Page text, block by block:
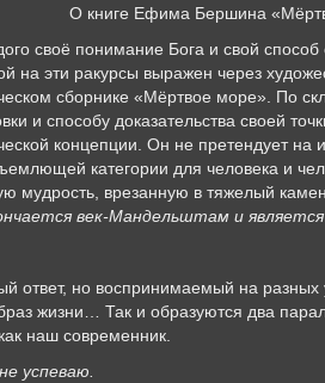
О книге Ефима Бершина
своё понимание Бога и свой
на эти ракурсы выражен через
сборнике «Мёртвое море». По
и способу доказательства своей
концепции. Он не претендует на
категории для человека и
мудрость, врезанную в тяжелый
век-Мандельштам и является
ответ, но воспринимаемый на разных
жизни… Так и образуются два
наш современник.
успеваю.